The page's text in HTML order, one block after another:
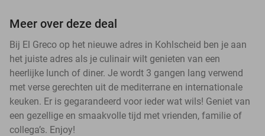
Meer over deze deal
Bij El Greco op het nieuwe adres in Kohlscheid ben je aan
het juiste adres als je culinair wilt genieten van een
heerlijke lunch of diner. Je wordt 3 gangen lang verwend
met verse gerechten uit de mediterrane en internationale
keuken. Er is gegarandeerd voor ieder wat wils! Geniet van
een gezellige en smaakvolle tijd met vrienden, familie of
collega’s. Enjoy!